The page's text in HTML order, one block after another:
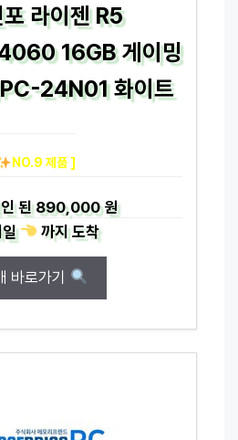
라이젠 R5
16GB 게이밍
24N01 화이트
NO.9 제품 ]
된890,000 원
일
까지도착
바로가기